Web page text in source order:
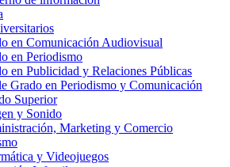
en Comunicación Audiovisual
en Periodismo
en Publicidad y Relaciones Públicas
Grado en Periodismo y Comunicación
Superior
y Sonido
Marketing y Comercio
y Videojuegos